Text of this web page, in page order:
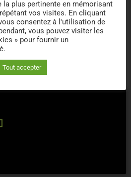
la plus pertinente en mémorisant
vos visites. En cliquant
consentez à l'utilisation de
vous pouvez visiter les
» pour fournir un
Tout accepter